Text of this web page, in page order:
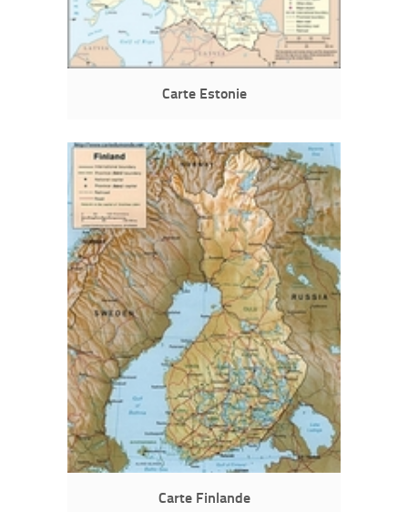
Carte Estonie
Carte Finlande